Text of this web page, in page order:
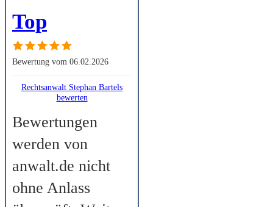
Top
Bewertung vom 06.02.2026
Rechtsanwalt Stephan Bartels
bewerten
Bewertungen
werden von
anwalt.de nicht
ohne Anlass